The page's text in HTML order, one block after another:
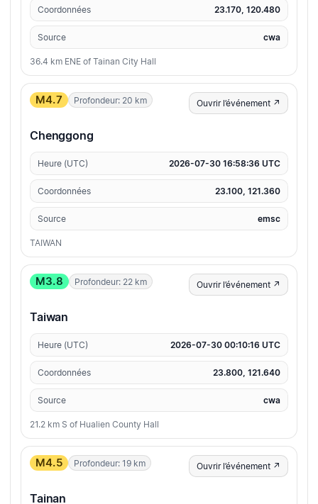
Coordonnées 23.170, 120.480
Source cwa
36.4 km ENE of Tainan City Hall
M4.7 Profondeur: 20 km Ouvrir l’événement ↗
Chenggong
Heure (UTC) 2026-07-30 16:58:36 UTC
Coordonnées 23.100, 121.360
Source emsc
TAIWAN
M3.8 Profondeur: 22 km Ouvrir l’événement ↗
Taiwan
Heure (UTC) 2026-07-30 00:10:16 UTC
Coordonnées 23.800, 121.640
Source cwa
21.2 km S of Hualien County Hall
M4.5 Profondeur: 19 km Ouvrir l’événement ↗
Tainan